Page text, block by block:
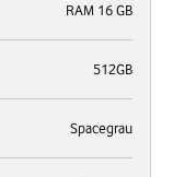
RAM 16 GB
512GB
Spacegrau